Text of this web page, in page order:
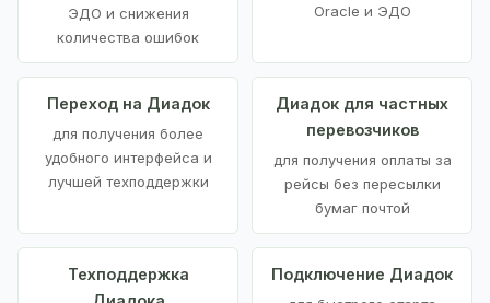
ЭДО и снижения
количества ошибок
Oracle и ЭДО
Переход на Диадок
для получения более
удобного интерфейса и
лучшей техподдержки
Диадок для частных
перевозчиков
для получения оплаты за
рейсы без пересылки
бумаг почтой
Техподдержка
Подключение Диадок